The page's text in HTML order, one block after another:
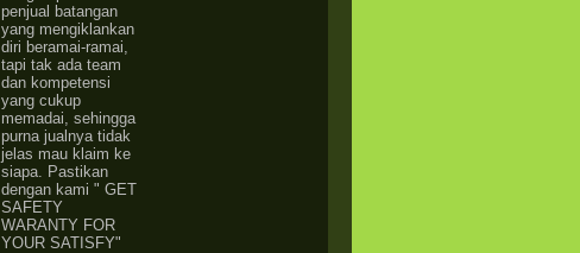
penjual batangan
yang mengiklankan
diri beramai-ramai,
tapi tak ada team
dan kompetensi
yang cukup
memadai, sehingga
purna jualnya tidak
jelas mau klaim ke
siapa. Pastikan
dengan kami " GET
SAFETY
WARANTY FOR
YOUR SATISFY"